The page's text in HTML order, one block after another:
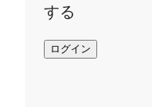
する